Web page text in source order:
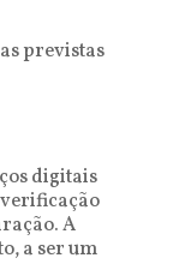
previstas
digitais
A
a ser um